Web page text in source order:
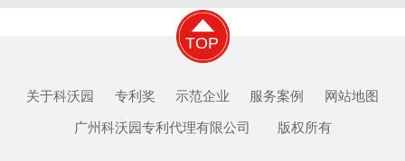
TOP
关于科沃园 专利奖 示范企业 服务案例 网站地图
广州科沃园专利代理有限公司 版权所有